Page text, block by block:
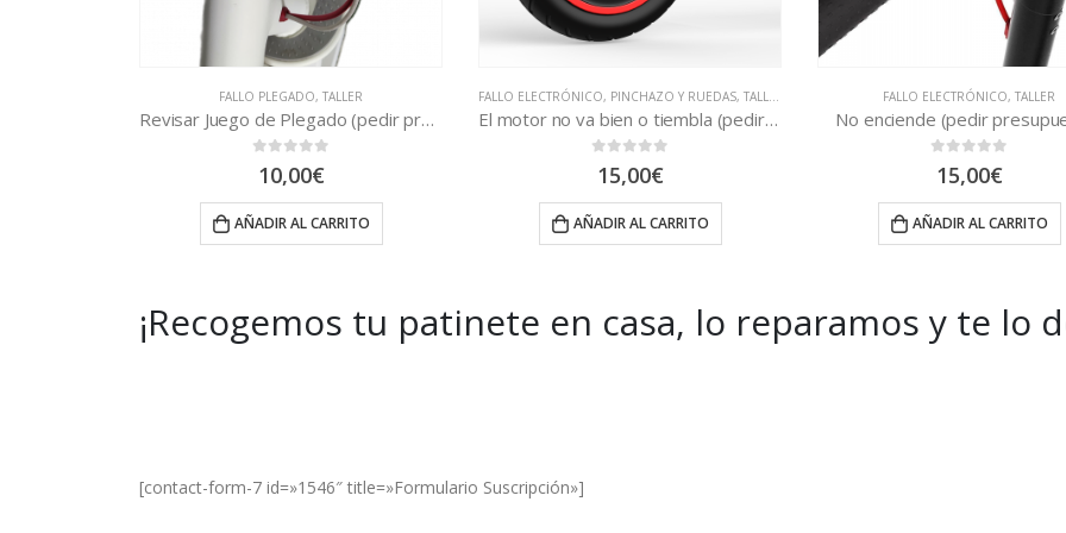
FALLO ELECTRÓNICO,PINCHAZO Y RUEDAS
El motor no va bien o tiembla (pedir presupuesto)
out of 5
15,00€
AÑADIR AL CARRITO
FALLO ELECTRÓNICO, TALLER
No enciende (pedir presupuesto)
out of 5
15,00€
AÑADIR AL CARRITO
FALLO PLÁSTICOS ,FALLO PLEGADO,TALLER
Cambiar Abrazadera Cierre
out of 5
6,99€
AÑADIR AL CARRITO
¡Recogemos tu patinete en casa, lo reparamos y te lo
[contact-form-7 id=»1546″ title=»Formulario Suscripción»]